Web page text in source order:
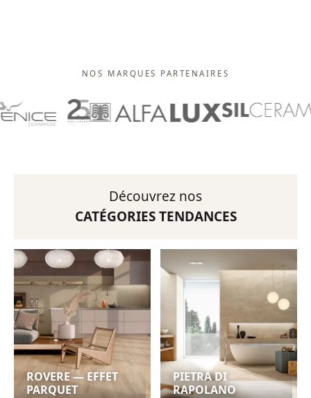
NOS MARQUES PARTENAIRES
Découvrez nos
CATÉGORIES TENDANCES
ROVERE — EFFET
PARQUET
PIETRA DI
RAPOLANO